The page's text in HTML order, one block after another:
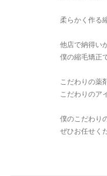
柔らかく作る
他店で納得い
僕の縮毛矯正
こだわりの薬
こだわりのア
僕のこだわり
ぜひお任せく